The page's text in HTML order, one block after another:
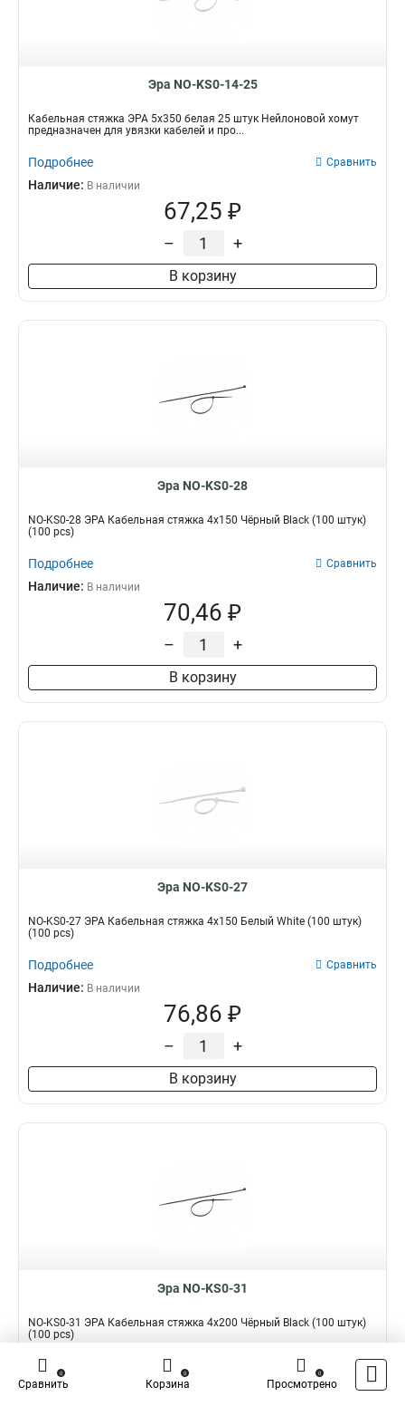
Эра NO-KS0-14-25
Кабельная стяжка ЭРА 5х350 белая 25 штук Нейлоновой хомут
предназначен для увязки кабелей и про...
Подробнее Сравнить
Наличие: В наличии
67,25 ₽
– +
В корзину
Эра NO-KS0-28
NO-KS0-28 ЭРА Кабельная стяжка 4х150 Чёрный Black (100 штук)
(100 pcs)
Подробнее Сравнить
Наличие: В наличии
70,46 ₽
– +
В корзину
Эра NO-KS0-27
NO-KS0-27 ЭРА Кабельная стяжка 4х150 Белый White (100 штук)
(100 pcs)
Подробнее Сравнить
Наличие: В наличии
76,86 ₽
– +
В корзину
Эра NO-KS0-31
NO-KS0-31 ЭРА Кабельная стяжка 4x200 Чёрный Black (100 штук)
(100 pcs)
Подробнее Сравнить
Наличие:
Сравнить
0
Корзина
0
Просмотрено
0